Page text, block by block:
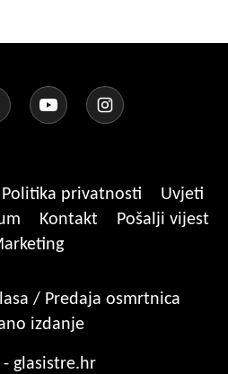
Politika privatnosti
Uvjeti
Kontakt
Pošalji vijest
/ Predaja osmrtnica
izdanje
- glasistre.hr